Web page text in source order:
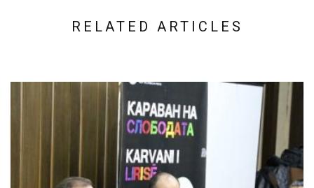
RELATED ARTICLES